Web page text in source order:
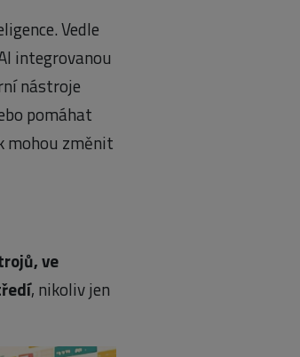
Vedle
integrovanou
nástroje
pomáhat
mohou změnit
ve
, nikoliv jen